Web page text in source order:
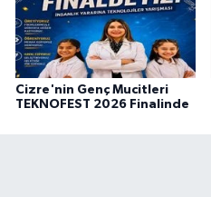
Cizre'nin Genç Mucitleri
TEKNOFEST 2026 Finalinde